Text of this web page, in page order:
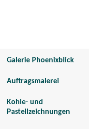
Galerie Phoenixblick
Auftragsmalerei
Kohle- und
Pastellzeichnungen